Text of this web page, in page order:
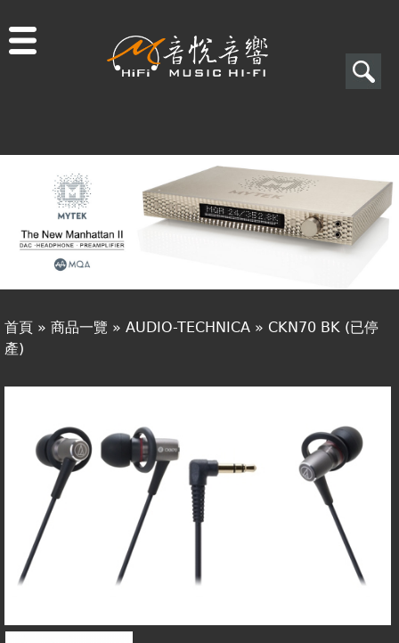
搜
表
單
搜
尋
商品一覽
二手專區
視聽專欄
購物須知
線上商城
您
這
首頁 » 商品一覽 » AUDIO-TECHNICA » CKN70 BK (已停
產)